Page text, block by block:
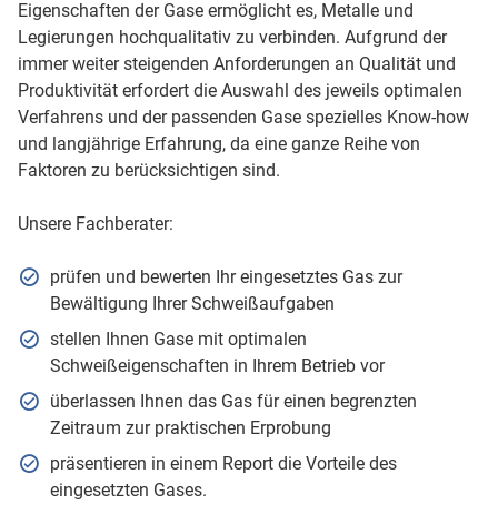
Eigenschaften der Gase ermöglicht es, Metalle und
Legierungen hochqualitativ zu verbinden. Aufgrund der
immer weiter steigenden Anforderungen an Qualität und
Produktivität erfordert die Auswahl des jeweils optimalen
Verfahrens und der passenden Gase spezielles Know-how
und langjährige Erfahrung, da eine ganze Reihe von
Faktoren zu berücksichtigen sind.
Unsere Fachberater:
prüfen und bewerten Ihr eingesetztes Gas zur
Bewältigung Ihrer Schweißaufgaben
stellen Ihnen Gase mit optimalen
Schweißeigenschaften in Ihrem Betrieb vor
überlassen Ihnen das Gas für einen begrenzten
Zeitraum zur praktischen Erprobung
präsentieren in einem Report die Vorteile des
eingesetzten Gases.